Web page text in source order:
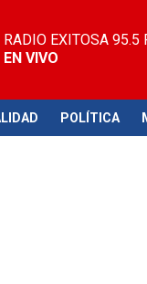
RADIO EXITOSA 95.5
EN VIVO
POLÍTICA